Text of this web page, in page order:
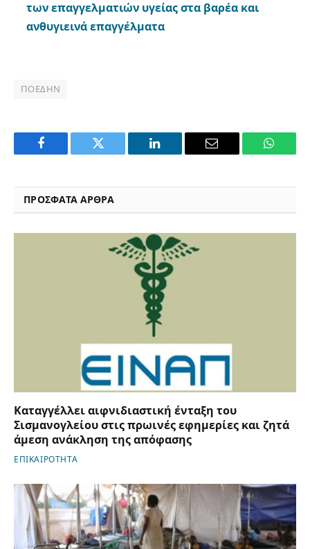
των επαγγελματιών υγείας στα βαρέα και
ανθυγιεινά επαγγέλματα
ΠΟΕΔΗΝ
Facebook Twitter LinkedIn Email
ΠΡΟΣΦΑΤΑ ΑΡΘΡΑ
Καταγγέλλει αιφνιδιαστική ένταξη του
Σισμανογλείου στις πρωινές εφημερίες και ζητά
άμεση ανάκληση της απόφασης
ΕΠΙΚΑΙΡΟΤΗΤΑ